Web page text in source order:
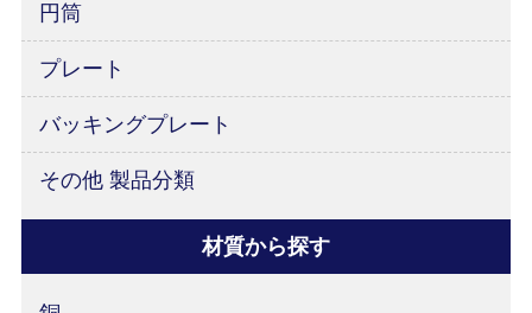
円筒
プレート
バッキングプレート
その他 製品分類
材質から探す